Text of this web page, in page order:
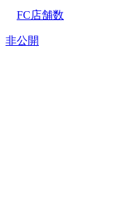
FC店舗数
非公開